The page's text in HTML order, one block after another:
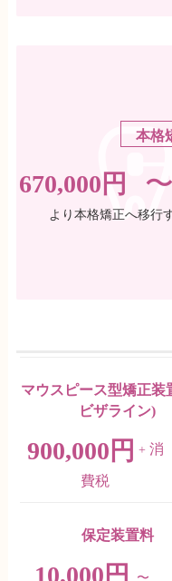
本格
670,000円 〜
より本格矯正へ移行
マウスピース型矯正装
ビザライン)
900,000円 + 消
費税
保定装置料
10,000円 〜